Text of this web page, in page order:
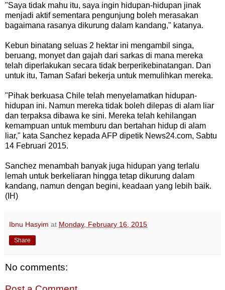
"Saya tidak mahu itu, saya ingin hidupan-hidupan jinak
menjadi aktif sementara pengunjung boleh merasakan
bagaimana rasanya dikurung dalam kandang," katanya.
Kebun binatang seluas 2 hektar ini mengambil singa,
beruang, monyet dan gajah dari sarkas di mana mereka
telah diperlakukan secara tidak berperikebinatangan. Dan
untuk itu, Taman Safari bekerja untuk memulihkan mereka.
"Pihak berkuasa Chile telah menyelamatkan hidupan-
hidupan ini. Namun mereka tidak boleh dilepas di alam liar
dan terpaksa dibawa ke sini. Mereka telah kehilangan
kemampuan untuk memburu dan bertahan hidup di alam
liar," kata Sanchez kepada AFP dipetik News24.com, Sabtu
14 Februari 2015.
Sanchez menambah banyak juga hidupan yang terlalu
lemah untuk berkeliaran hingga tetap dikurung dalam
kandang, namun dengan begini, keadaan yang lebih baik.
( IH)
Ibnu Hasyim at Monday, February 16, 2015
Share
No comments: